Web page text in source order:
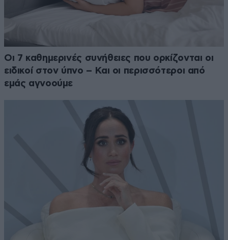
Οι 7 καθημερινές συνήθειες που ορκίζονται οι
ειδικοί στον ύπνο – Και οι περισσότεροι από
εμάς αγνοούμε